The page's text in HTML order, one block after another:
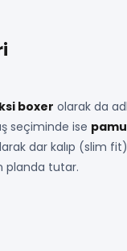
boxer olarak da
seçiminde ise
dar kalıp (slim
planda tutar.